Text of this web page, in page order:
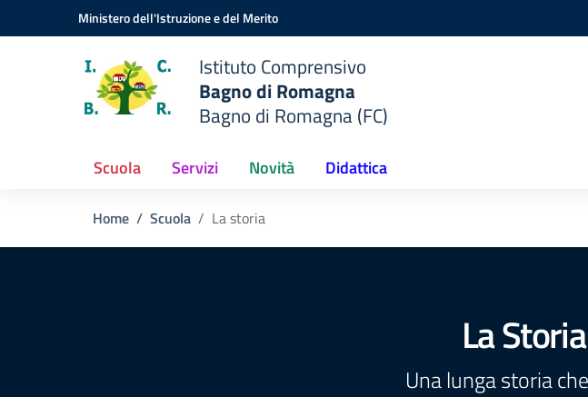
Vai ai contenuti
Vai al menu di navigazioneMinistero dell'Istruzione e del Merito
Istituto Comprensivo
Bagno di Romagna
Bagno di Romagna (FC)
Scuola Servizi Novità Didattica
Home Scuola La storia
La
Una lunga storia